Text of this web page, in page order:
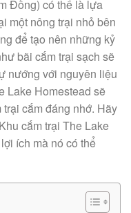
Đồng) có thể là lựa
một nông trại nhỏ bên
để tạo nên những kỷ
bãi cắm trại sạch sẽ
nướng với nguyên liệu
Lake Homestead sẽ
cắm đáng nhớ. Hãy
cắm trại The Lake
ích mà nó có thể